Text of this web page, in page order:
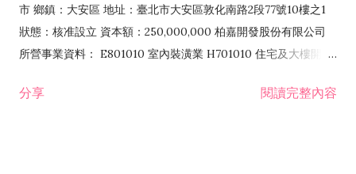
市 鄉鎮：大安區 地址：臺北市大安區敦化南路2段77號10樓之1
狀態：核准設立 資本額：250,000,000 柏嘉開發股份有限公司
所營事業資料： E801010 室內裝潢業 H701010 住宅及大樓開發
發業 H703090 不動產買賣業 H703100 不動產租賃業 I503010
分享 閱讀完整內容